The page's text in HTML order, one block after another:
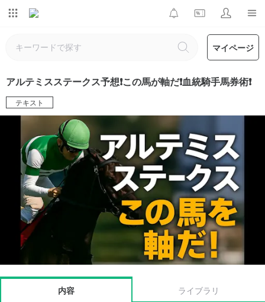
マイページ
アルテミスステークス予想❗️この馬が軸だ❗️血統騎手馬券術❗️
テキスト
内容 ライブラリ